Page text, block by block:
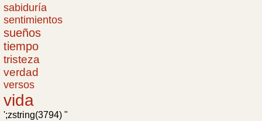
sabiduría
sentimientos
sueños
tiempo
tristeza
verdad
versos
vida
';zstring(3794) "